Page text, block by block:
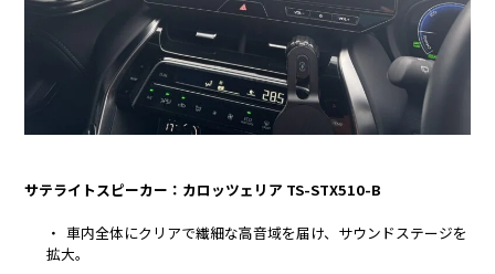
サテライトスピーカー：カロッツェリア TS-STX510-B
車内全体にクリアで繊細な高音域を届け、サウンドステージを
拡大。